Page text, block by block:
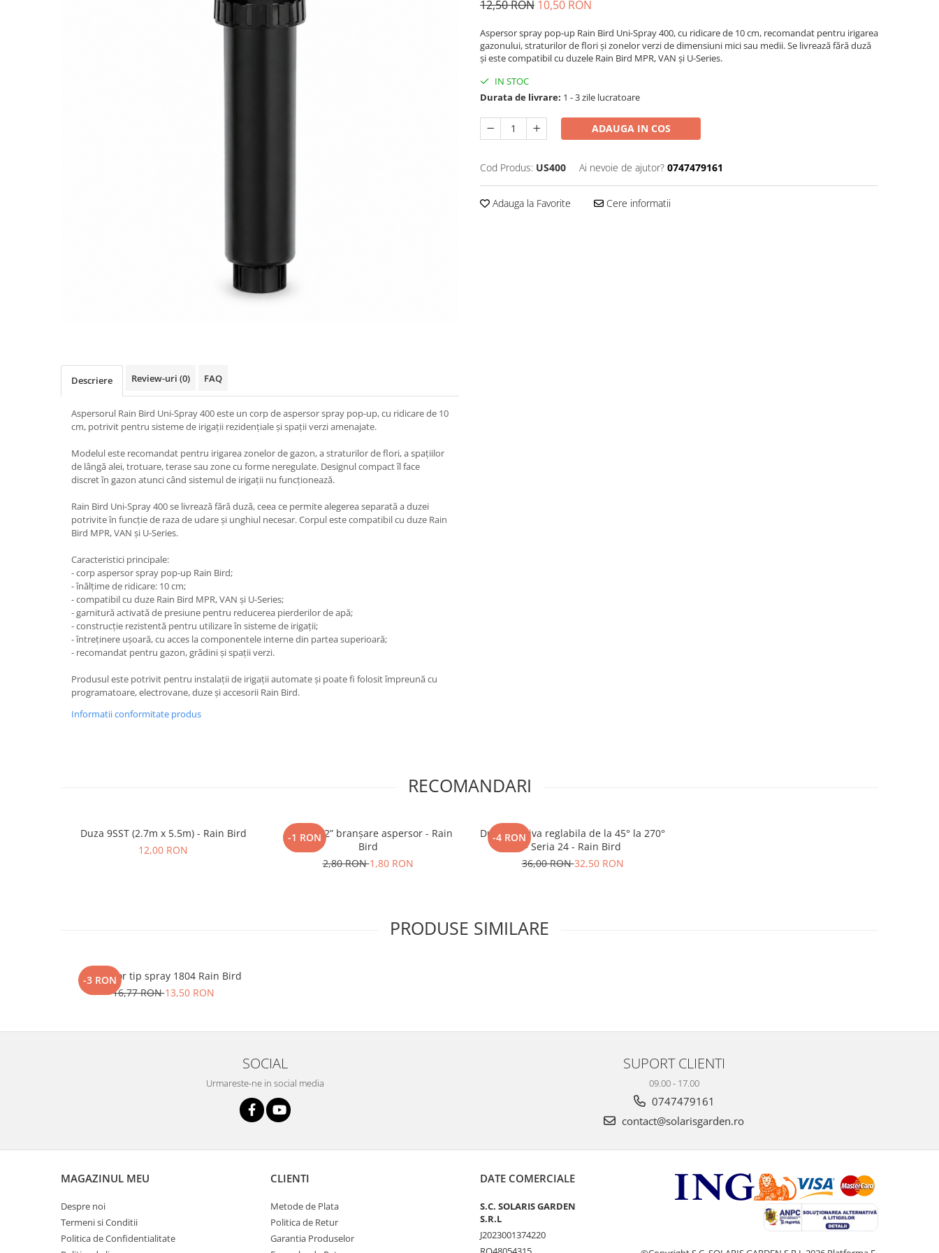
12,50 RON 10,50 RON
Aspersor spray pop-up Rain Bird Uni-Spray 400, cu ridicare de 10 cm, recomandat pentru irigarea
gazonului, straturilor de flori și zonelor verzi de dimensiuni mici sau medii. Se livrează fără duză
și este compatibil cu duzele Rain Bird MPR, VAN și U-Series.
IN STOC
Durata de livrare: 1 - 3 zile lucratoare
ADAUGA IN COS
Cod Produs: US400 Ai nevoie de ajutor? 0747479161
Adauga la Favorite Cere informatii
Descriere Review-uri (0) FAQ
Aspersorul Rain Bird Uni-Spray 400 este un corp de aspersor spray pop-up, cu ridicare de 10
cm, potrivit pentru sisteme de irigații rezidențiale și spații verzi amenajate.
Modelul este recomandat pentru irigarea zonelor de gazon, a straturilor de flori, a spațiilor
de lângă alei, trotuare, terase sau zone cu forme neregulate. Designul compact îl face
discret în gazon atunci când sistemul de irigații nu funcționează.
Rain Bird Uni-Spray 400 se livrează fără duză, ceea ce permite alegerea separată a duzei
potrivite în funcție de raza de udare și unghiul necesar. Corpul este compatibil cu duze Rain
Bird MPR, VAN și U-Series.
Caracteristici principale:
- corp aspersor spray pop-up Rain Bird;
- înălțime de ridicare: 10 cm;
- compatibil cu duze Rain Bird MPR, VAN și U-Series;
- garnitură activată de presiune pentru reducerea pierderilor de apă;
- construcție rezistentă pentru utilizare în sisteme de irigații;
- întreținere ușoară, cu acces la componentele interne din partea superioară;
- recomandat pentru gazon, grădini și spații verzi.
Produsul este potrivit pentru instalații de irigații automate și poate fi folosit împreună cu
programatoare, electrovane, duze și accesorii Rain Bird.
Informatii conformitate produs
RECOMANDARI
Duza 9SST (2.7m x 5.5m) - Rain Bird
12,00 RON
-1 RON
Cot FE 1/2” branșare aspersor - Rain
Bird
2,80 RON1,80 RON
-4 RON
Duza rotativa reglabila de la 45° la 270°
- Seria 24 - Rain Bird
36,00 RON32,50 RON
PRODUSE SIMILARE
-3 RON
Aspersor tip spray 1804 Rain Bird
16,77 RON13,50 RON
SOCIAL
Urmareste-ne in social media
SUPORT CLIENTI
09.00 - 17.00
0747479161
contact@solarisgarden.ro
MAGAZINUL MEU
Despre noi
Termeni si Conditii
Politica de Confidentialitate
CLIENTI
Metode de Plata
Politica de Retur
Garantia Produselor
DATE COMERCIALE
S.C. SOLARIS GARDEN
S.R.L
J2023001374220